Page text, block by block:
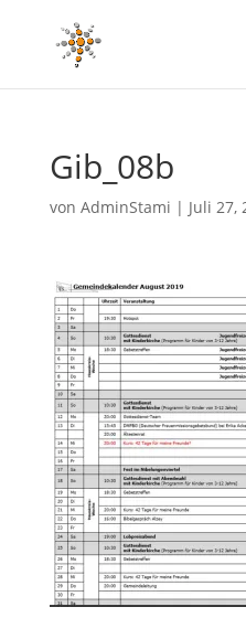
Gib_08b
von AdminStami | Juli 27,